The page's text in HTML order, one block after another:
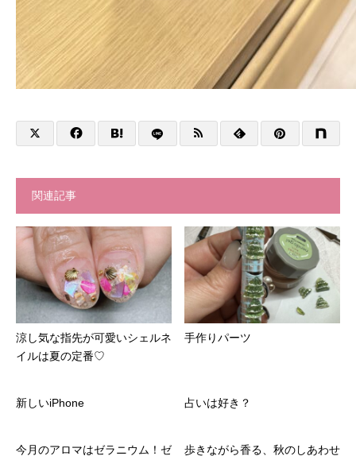
関連記事
涼し気な指先が可愛いシェルネ
イルは夏の定番♡
手作りパーツ
新しいiPhone 占いは好き？
今月のアロマはゼラニウム！ゼ
歩きながら香る、秋のしあわせ